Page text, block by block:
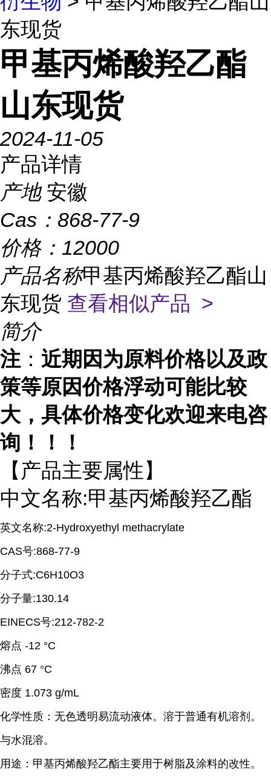
东现货
甲基丙烯酸羟乙酯
山东现货
2024-11-05
产品详情
产地 安徽
Cas： 868-77-9
价格： 12000
产品名称甲基丙烯酸羟乙酯山
东现货 查看相似产品 >
简介
注 ： 近期因为原料价格以及政
策等原因价格浮动可能比较
大，具体价格变化欢迎来电咨
询！！！
【产品主要属性】
中文名称:甲基丙烯酸羟乙酯
英文名称:2-Hydroxyethyl methacrylate
CAS号:868-77-9
分子式:C6H10O3
分子量:130.14
EINECS号:212-782-2
熔点 -12 °C
沸点 67 °C
密度 1.073 g/mL
化学性质：无色透明易流动液体。溶于普通有机溶剂。
与水混溶。
用途：甲基丙烯酸羟乙酯主要用于树脂及涂料的改性。